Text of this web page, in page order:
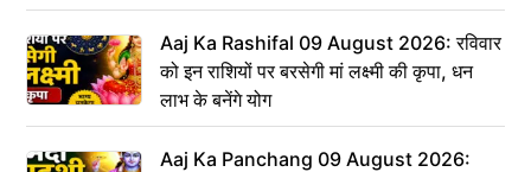
Aaj Ka Rashifal 09 August 2026: रविवार
को इन राशियों पर बरसेगी मां लक्ष्मी की कृपा, धन
लाभ के बनेंगे योग
Aaj Ka Panchang 09 August 2026: